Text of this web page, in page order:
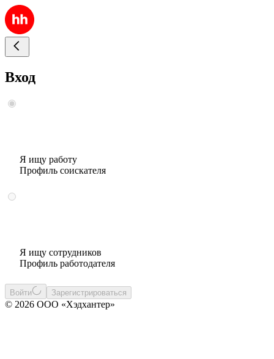
Вход
Я ищу работу
Профиль соискателя
Я ищу сотрудников
Профиль работодателя
Войти Зарегистрироваться
© 2026 ООО «Хэдхантер»